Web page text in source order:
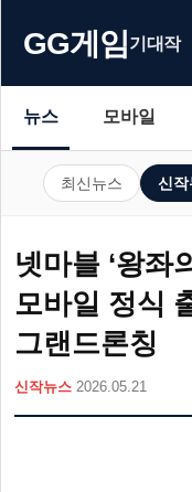
GG게임기대작
뉴스 모바일
최신뉴스 신작
넷마블 ‘왕좌
모바일 정식
그랜드론칭
신작뉴스 2026.05.21